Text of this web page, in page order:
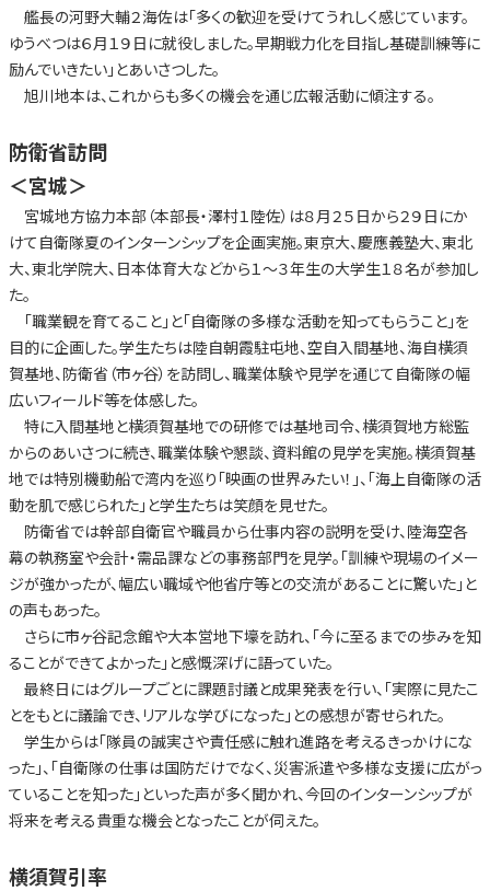
艦長の河野大輔２海佐は「多くの歓迎を受けてうれしく感じています。
ゆうべつは６月１９日に就役しました。早期戦力化を目指し基礎訓練等に
励んでいきたい」とあいさつした。
旭川地本は、これからも多くの機会を通じ広報活動に傾注する。
防衛省訪問
＜宮城＞
宮城地方協力本部（本部長・澤村１陸佐）は８月２５日から２９日にか
けて自衛隊夏のインターンシップを企画実施。東京大、慶應義塾大、東北
大、東北学院大、日本体育大などから１～３年生の大学生１８名が参加し
た。
「職業観を育てること」と「自衛隊の多様な活動を知ってもらうこと」を
目的に企画した。学生たちは陸自朝霞駐屯地、空自入間基地、海自横須
賀基地、防衛省（市ヶ谷）を訪問し、職業体験や見学を通じて自衛隊の幅
広いフィールド等を体感した。
特に入間基地と横須賀基地での研修では基地司令、横須賀地方総監
からのあいさつに続き、職業体験や懇談、資料館の見学を実施。横須賀基
地では特別機動船で湾内を巡り「映画の世界みたい！」、「海上自衛隊の活
動を肌で感じられた」と学生たちは笑顔を見せた。
防衛省では幹部自衛官や職員から仕事内容の説明を受け、陸海空各
幕の執務室や会計・需品課などの事務部門を見学。「訓練や現場のイメー
ジが強かったが、幅広い職域や他省庁等との交流があることに驚いた」と
の声もあった。
さらに市ヶ谷記念館や大本営地下壕を訪れ、「今に至るまでの歩みを知
ることができてよかった」と感慨深げに語っていた。
最終日にはグループごとに課題討議と成果発表を行い、「実際に見たこ
とをもとに議論でき、リアルな学びになった」との感想が寄せられた。
学生からは「隊員の誠実さや責任感に触れ進路を考えるきっかけにな
った」、「自衛隊の仕事は国防だけでなく、災害派遣や多様な支援に広がっ
ていることを知った」といった声が多く聞かれ、今回のインターンシップが
将来を考える貴重な機会となったことが伺えた。
横須賀引率